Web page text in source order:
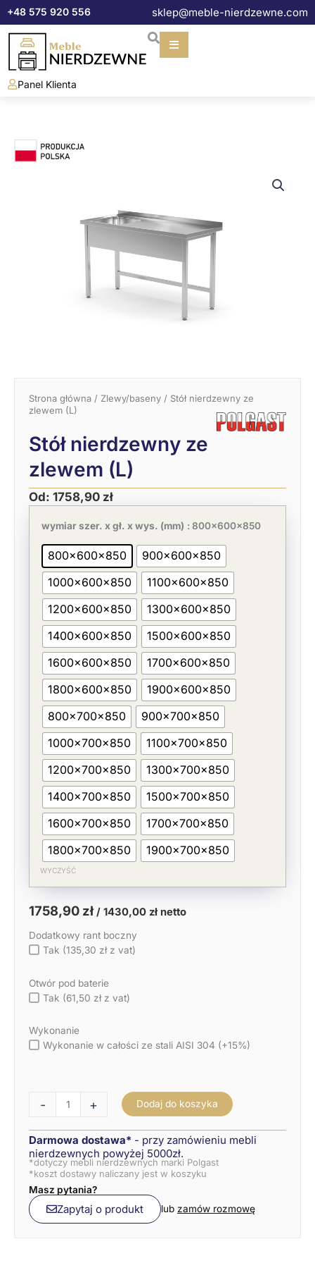
do+48 575 920 556 sklep@meble-nierdzewne.com
Panel Klienta
Strona główna / Zlewy/baseny / Stół nierdzewny ze
zlewem (L)
Stół nierdzewny ze
zlewem (L)
Od: 1758,90 zł
wymiar szer. x gł. x wys. (mm) : 800x600x850
800x600x850
900x600x850
1000x600x850
1100x600x850
1200x600x850
1300x600x850
1400x600x850
1500x600x850
1600x600x850
1700x600x850
1800x600x850
1900x600x850
800x700x850
900x700x850
1000x700x850
1100x700x850
1200x700x850
1300x700x850
1400x700x850
1500x700x850
1600x700x850
1700x700x850
1800x700x850
1900x700x850
WYCZYŚĆ
Pierwotna
cena
wynosiła:
2706,00 zł.
1758,90 zł
Aktualna
cena
wynosi:
1758,90 zł.
/ 1430,00 złnetto
Dodatkowy rant boczny
Tak (135,30 zł z vat)
Otwór pod baterie
Tak (61,50 zł z vat)
Wykonanie
Wykonanie w całości ze stali AISI 304 (+15%)
-
Stół
nierdzewny
zlewem
+ Dodaj do koszyka
Darmowa dostawa* - przy zamówieniu mebli
nierdzewnych powyżej 5000zł.
*dotyczy mebli nierdzewnych marki Polgast
*koszt dostawy naliczany jest w koszyku
Masz pytania?
Zapytaj o produkt lub zamów rozmowę